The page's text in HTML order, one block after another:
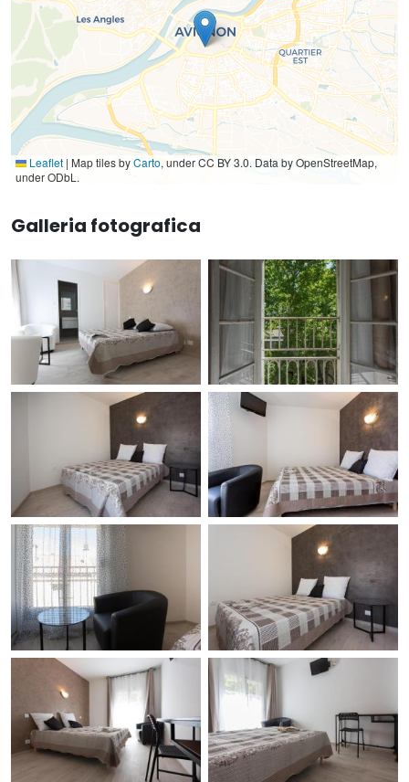
Leaflet | Map tiles byCarto, under CC BY 3.0. Data by OpenStreetMap,
under ODbL.
Galleria fotografica